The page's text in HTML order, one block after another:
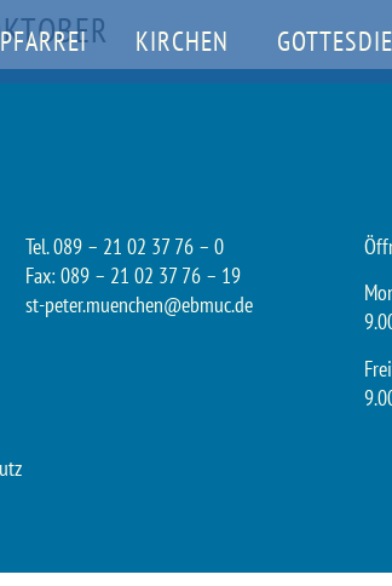
KIRCHEN
Tel. 089 – 21 02 37 76 – 0
Fax: 089 – 21 02 37 76 – 19
st-peter.muenchen@ebmuc.de